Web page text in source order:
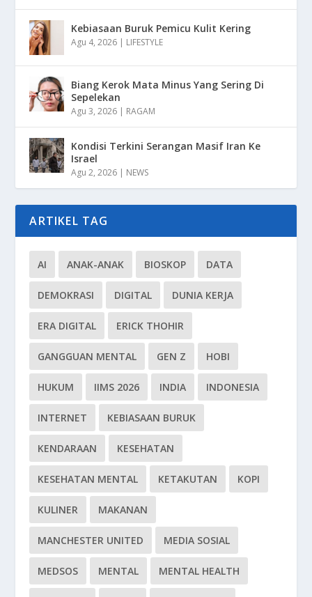
Kebiasaan Buruk Pemicu Kulit Kering
Agu 4, 2026 | LIFESTYLE
Biang Kerok Mata Minus Yang Sering Di
Sepelekan
Agu 3, 2026 | RAGAM
Kondisi Terkini Serangan Masif Iran Ke
Israel
Agu 2, 2026 | NEWS
ARTIKEL TAG
AI ANAK-ANAK BIOSKOP DATA
DEMOKRASI DIGITAL DUNIA KERJA
ERA DIGITAL ERICK THOHIR
GANGGUAN MENTAL GEN Z HOBI
HUKUM IIMS 2026 INDIA INDONESIA
INTERNET KEBIASAAN BURUK
KENDARAAN KESEHATAN
KESEHATAN MENTAL KETAKUTAN KOPI
KULINER MAKANAN
MANCHESTER UNITED MEDIA SOSIAL
MEDSOS MENTAL MENTAL HEALTH